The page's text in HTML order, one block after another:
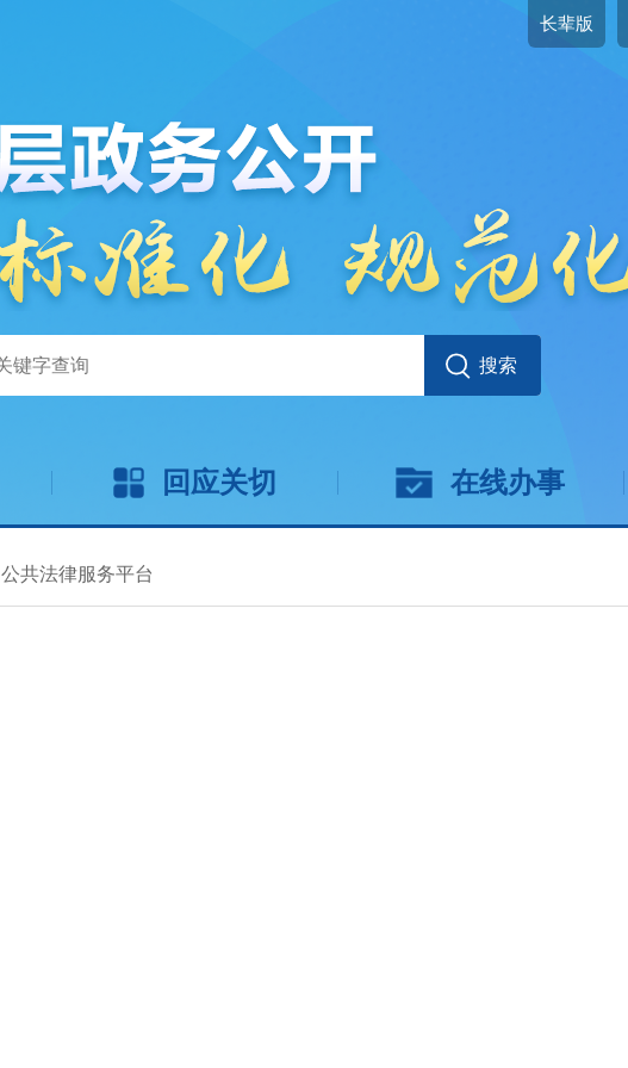
长辈版
回应关切 在线办事
公共法律服务平台